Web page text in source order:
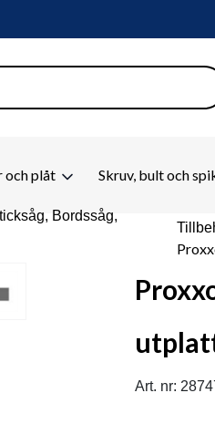
och plåt Skruv, bult och
Bordssåg,
Art. nr: